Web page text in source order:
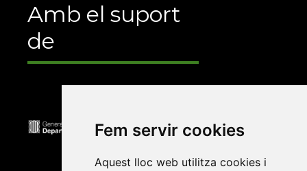
Fem servir cookies
Aquest lloc web utilitza cookies i
Amb el suport
de